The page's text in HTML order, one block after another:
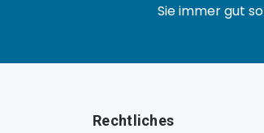
Sie immer gut
Rechtliches